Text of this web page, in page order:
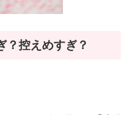
？控えめすぎ？